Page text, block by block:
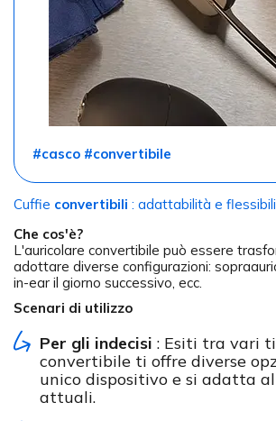
#casco #convertibile
Cuffie convertibili : adattabilità e
Che cos'è?
L'auricolare convertibile può essere
adottare diverse configurazioni:
in-ear il giorno successivo, ecc.
Scenari di utilizzo
Per gli indecisi : Esiti tra vari
convertibile ti offre diverse
unico dispositivo e si adatta
attuali.